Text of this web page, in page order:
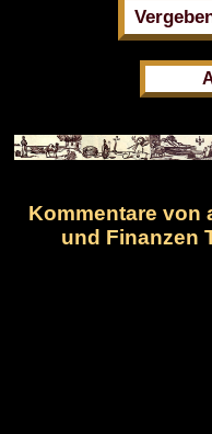
Kommentare von
und Finanzen